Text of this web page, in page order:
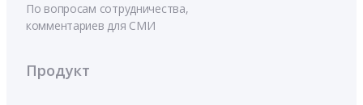
По вопросам сотрудничества,
комментариев для СМИ
Продукт